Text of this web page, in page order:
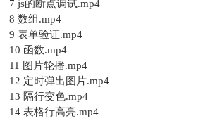
7 js的断点调试.mp4
8 数组.mp4
9 表单验证.mp4
10 函数.mp4
11 图片轮播.mp4
12 定时弹出图片.mp4
13 隔行变色.mp4
14 表格行高亮.mp4